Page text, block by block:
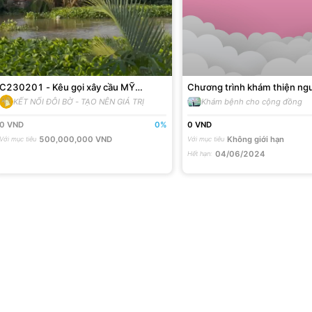
C230201 - Kêu gọi xây cầu MỸ
HƯƠNG - Tam Bình - Vĩnh Long
KẾT NỐI ĐÔI BỜ - TẠO NÊN GIÁ TRỊ
0 VND 0%
Với mục tiêu 500,000,000 VND
Chương trình khám thiện
người nghèo, người có hoàn
khăn năm 2024
Khám bệnh cho cộng đồng
0 VND
Với mục tiêu Không giới hạn
Hết hạn: 04/06/2024